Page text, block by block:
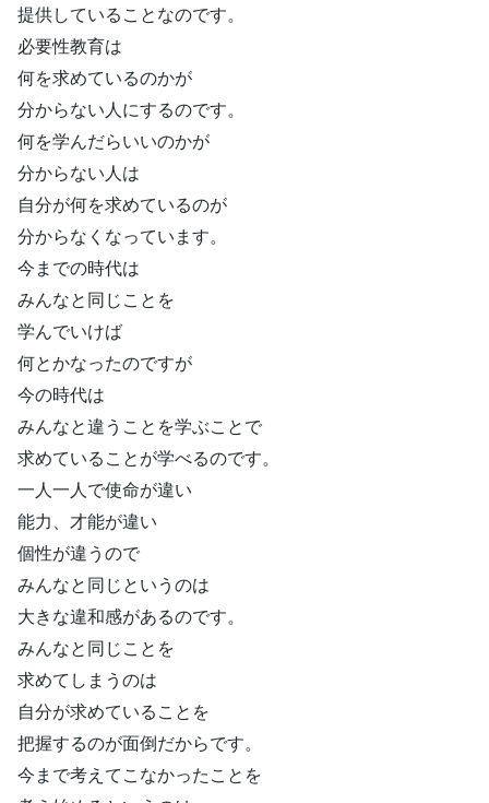
提供していることなのです。
必要性教育は
何を求めているのかが
分からない人にするのです。
何を学んだらいいのかが
分からない人は
自分が何を求めているのが
分からなくなっています。
今までの時代は
みんなと同じことを
学んでいけば
何とかなったのですが
今の時代は
みんなと違うことを学ぶことで
求めていることが学べるのです。
一人一人で使命が違い
能力、才能が違い
個性が違うので
みんなと同じというのは
大きな違和感があるのです。
みんなと同じことを
求めてしまうのは
自分が求めていることを
把握するのが面倒だからです。
今まで考えてこなかったことを